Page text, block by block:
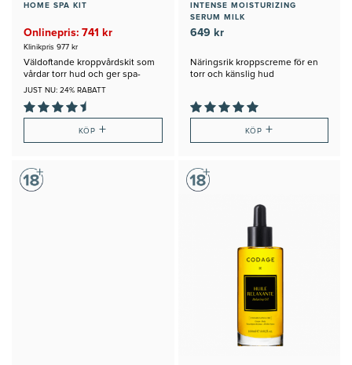
HOME SPA KIT
Onlinepris: 741 kr
Klinikpris 977 kr
Väldoftande kroppvårdskit som
vårdar torr hud och ger spa-
känsla
JUST NU: 24% RABATT
KÖP+
INTENSE MOISTURIZING
SERUM MILK
649 kr
Näringsrik kroppscreme för en
torr och känslig hud
KÖP +